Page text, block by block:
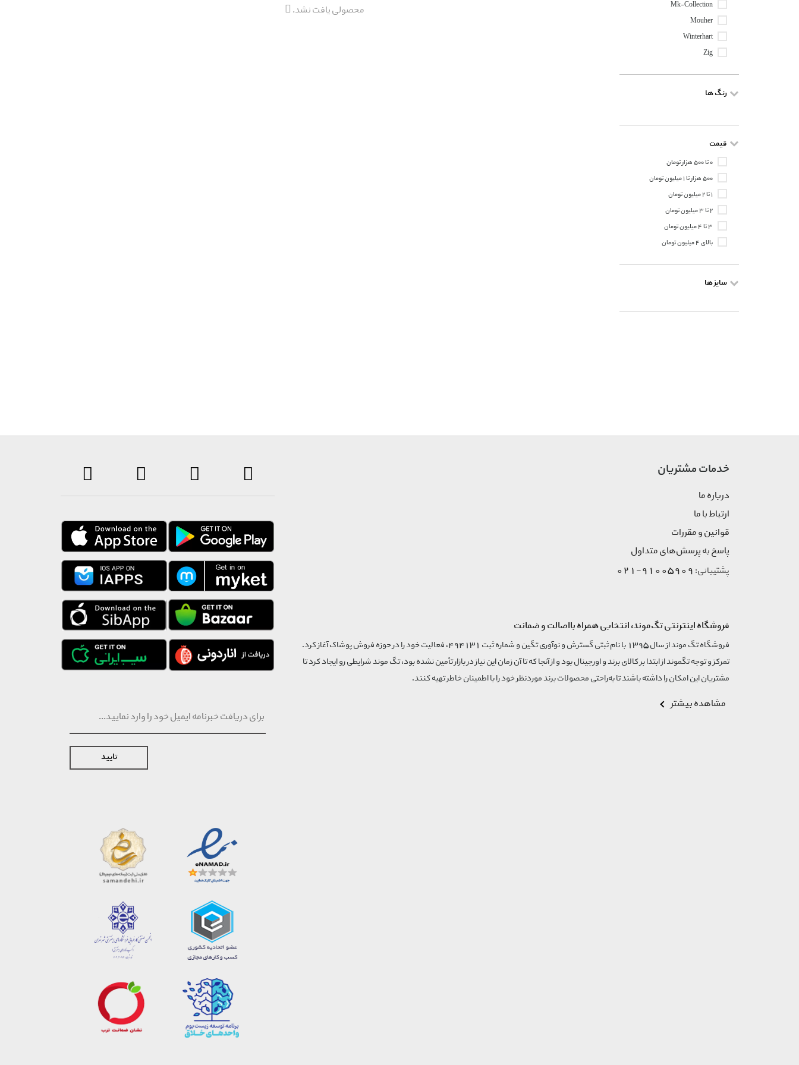
محصولی یافت نشد.
Mk-Collection
Mouher
Winterhart
Zig
رنگ ها
قیمت
۰ تا ۵۰۰ هزار تومان
۵۰۰ هزار تا ۱ میلیون تومان
۱ تا ۲ میلیون تومان
۲ تا ۳ میلیون تومان
۳ تا ۴ میلیون تومان
بالای ۴ میلیون تومان
سایز ها
تایید
خدمات مشتریان
درباره ما
ارتباط با ما
قوانین و مقررات
پاسخ به پرسش‌های متداول
پشتیبانی: 91005909-021
فروشگاه اینترنتی تگ‌موند، انتخابی همراه بااصالت و ضمانت
فروشگاه تگ موند از سال 1395 با نام ثبتی گسترش و نوآوری تگین و شماره ثبت 494131، فعالیت خود را در حوزه فروش پوشاک آغاز کرد.
تمرکز و توجه تگموند از ابتدا بر کالای برند و اورجینال بود و از آنجا که تا آن زمان این نیاز در بازار تأمین نشده بود، تگ موند شرایطی رو ایجاد کرد تا
مشتریان این امکان را داشته باشند تا به‌راحتی محصولات برند مورد‌نظر خود را با اطمینان خاطر تهیه کنند.
مشاهده بیشتر